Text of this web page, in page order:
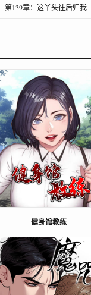
第139章：这丫头往后归我
健身馆教练